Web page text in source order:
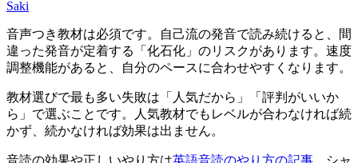
Saki
音声つき教材は必須です。自己流の発音で読み続けると、間
違った発音が定着する「化石化」のリスクがあります。速度
調整機能があると、自分のペースに合わせやすくなります。
教材選びで最も多い失敗は「人気だから」「評判がいいか
ら」で選ぶことです。人気教材でもレベルが合わなければ続
かず、続かなければ効果は出ません。
音読の効果や正しいやり方は英語音読のやり方の記事 、シャ